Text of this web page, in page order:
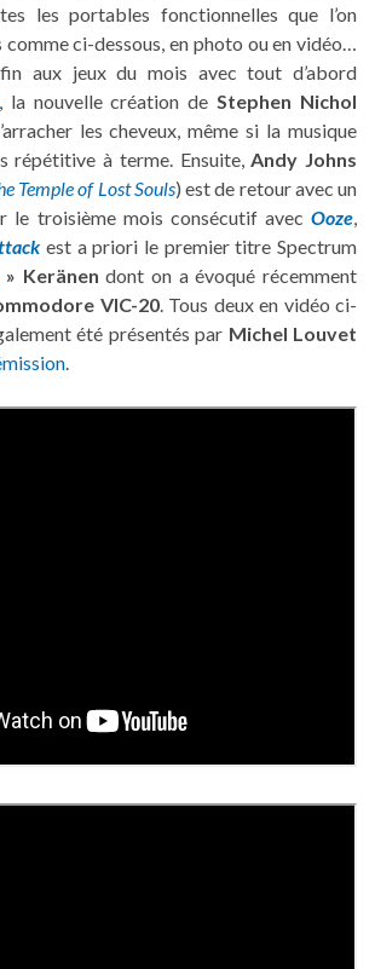
les portables fonctionnelles que l’on
ci-dessous, en photo ou en vidéo…
aux jeux du mois avec tout d’abord
la nouvelle création de Stephen Nichol
les cheveux, même si la musique
répétitive à terme. Ensuite, Andy Johns
Temple of Lost Souls) est de retour avec un
le troisième mois consécutif avec Ooze
est a priori le premier titre Spectrum
» Keränen dont on a évoqué récemment
VIC-20. Tous deux en vidéo ci-
été présentés par Michel Louvet